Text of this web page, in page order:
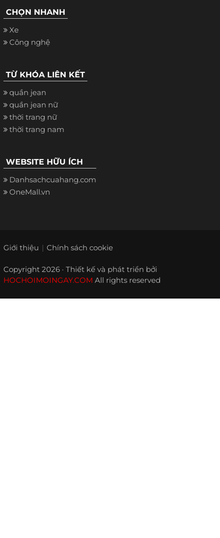
CHỌN NHANH
Xe
Công nghệ
TỪ KHÓA LIÊN KẾT
quần jean
quần jean nữ
thời trang nữ
thời trang nam
WEBSITE HỮU ÍCH
Danhsachcuahang.com
OneMall.vn
Giới thiệu Chính sách cookie
Copyright 2026 · Thiết kế và phát triển bởi
HOCHOIMOINGAY.COM All rights reserved